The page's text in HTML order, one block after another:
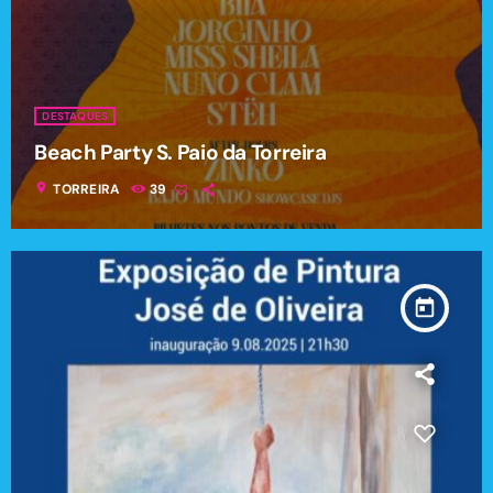
DESTAQUES
Beach Party S. Paio da Torreira
location_on TORREIRA 39
today